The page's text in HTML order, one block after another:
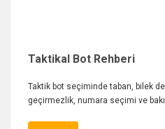
Taktikal Bot Rehberi
Taktik bot seçiminde taban, bilek
geçirmezlik, numara seçimi ve